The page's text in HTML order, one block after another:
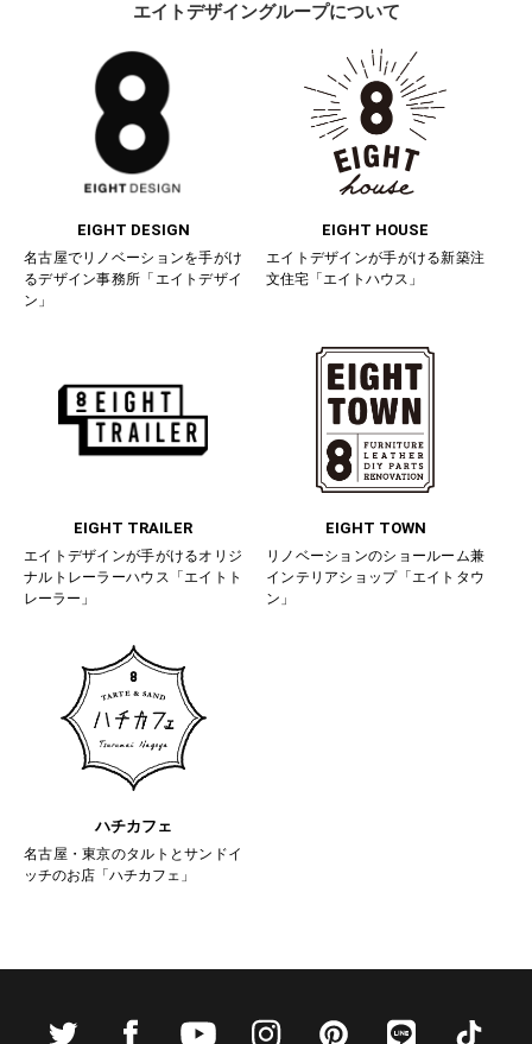
エイトデザイングループについて
EIGHT DESIGN
名古屋でリノベーションを手がけ
るデザイン事務所「エイトデザイ
ン」
EIGHT HOUSE
エイトデザインが手がける新築注
文住宅「エイトハウス」
EIGHT TRAILER
エイトデザインが手がけるオリジ
ナルトレーラーハウス「エイトト
レーラー」
EIGHT TOWN
リノベーションのショールーム兼
インテリアショップ「エイトタウ
ン」
ハチカフェ
名古屋・東京のタルトとサンドイ
ッチのお店「ハチカフェ」